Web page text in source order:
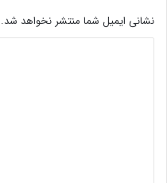
نشانی ایمیل شما منتشر نخواهد شد.